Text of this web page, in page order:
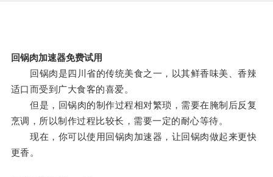
回锅肉加速器免费试用
回锅肉是四川省的传统美食之一，以其鲜香味美、香辣
适口而受到广大食客的喜爱。
但是，回锅肉的制作过程相对繁琐，需要在腌制后反复
烹调，所以制作过程比较长，需要一定的耐心等待。
现在，你可以使用回锅肉加速器，让回锅肉做起来更快
更香。